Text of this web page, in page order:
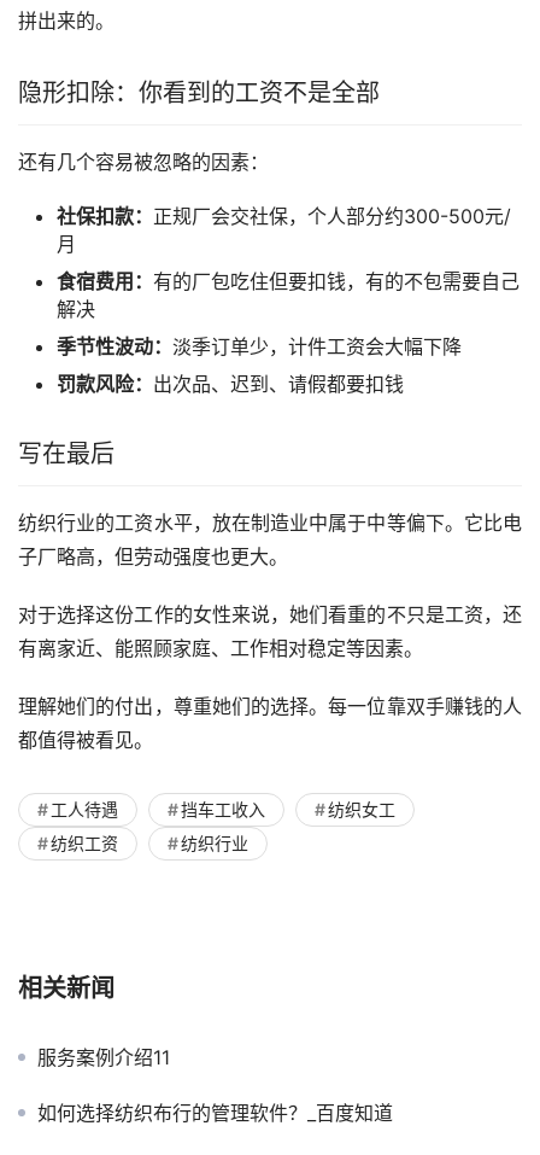
拼出来的。
隐形扣除：你看到的工资不是全部
还有几个容易被忽略的因素：
社保扣款： 正规厂会交社保，个人部分约300-500元/
月
食宿费用： 有的厂包吃住但要扣钱，有的不包需要自己
解决
季节性波动： 淡季订单少，计件工资会大幅下降
罚款风险： 出次品、迟到、请假都要扣钱
写在最后
纺织行业的工资水平，放在制造业中属于中等偏下。它比电
子厂略高，但劳动强度也更大。
对于选择这份工作的女性来说，她们看重的不只是工资，还
有离家近、能照顾家庭、工作相对稳定等因素。
理解她们的付出，尊重她们的选择。每一位靠双手赚钱的人
都值得被看见。
工人待遇 挡车工收入
纺织女工
纺织工资
纺织行业
相关新闻
服务案例介绍11
如何选择纺织布行的管理软件？_百度知道